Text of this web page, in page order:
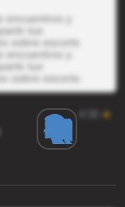
encuentros y
tus
sobre escorts
encuentros y
tus
sobre escorts
★